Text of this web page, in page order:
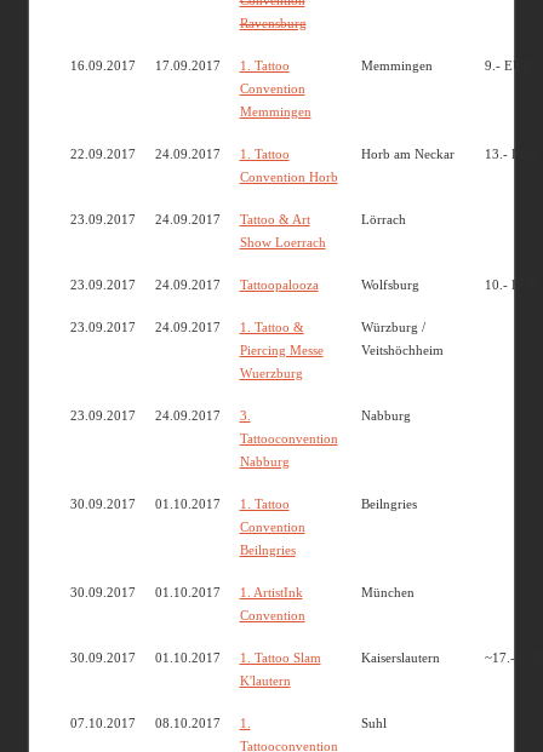
Ravensburg
16.09.2017 17.09.2017
1. Tattoo
Convention
Memmingen
Memmingen 9.- EUR
22.09.2017 24.09.2017
1. Tattoo
Convention Horb
Horb am Neckar 13.- EUR
23.09.2017 24.09.2017
Tattoo & Art
Show Loerrach
Lörrach
23.09.2017 24.09.2017 Tattoopalooza Wolfsburg 10.- EUR
23.09.2017 24.09.2017
1. Tattoo &
Piercing Messe
Wuerzburg
Würzburg /
Veitshöchheim
23.09.2017 24.09.2017
3.
Tattooconvention
Nabburg
Nabburg
30.09.2017 01.10.2017
1. Tattoo
Convention
Beilngries
Beilngries
30.09.2017 01.10.2017
1. ArtistInk
Convention
München
30.09.2017 01.10.2017
1. Tattoo Slam
K'lautern
Kaiserslautern ~17.-
07.10.2017 08.10.2017
1.
Tattooconvention
Suhl